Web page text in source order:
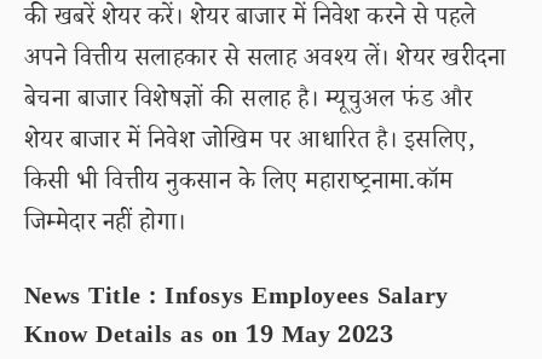
की खबरें शेयर करें। शेयर बाजार में निवेश करने से पहले
अपने वित्तीय सलाहकार से सलाह अवश्य लें। शेयर खरीदना
बेचना बाजार विशेषज्ञों की सलाह है। म्यूचुअल फंड और
शेयर बाजार में निवेश जोखिम पर आधारित है। इसलिए,
किसी भी वित्तीय नुकसान के लिए महाराष्ट्रनामा.कॉम
जिम्मेदार नहीं होगा।
News Title : Infosys Employees Salary
Know Details as on 19 May 2023